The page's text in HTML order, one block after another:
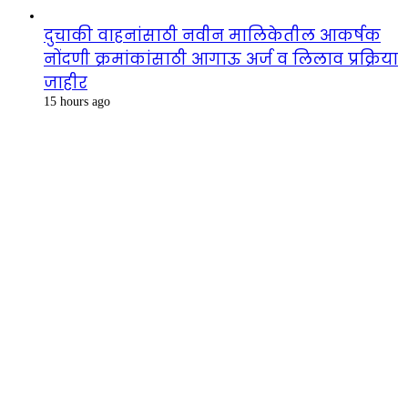
दुचाकी वाहनांसाठी नवीन मालिकेतील आकर्षक
नोंदणी क्रमांकांसाठी आगाऊ अर्ज व लिलाव प्रक्रिया
जाहीर
15 hours ago